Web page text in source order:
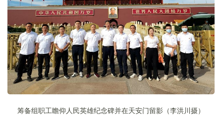
筹备组职工瞻仰人民英雄纪念碑并在天安门留影（李洪川摄）